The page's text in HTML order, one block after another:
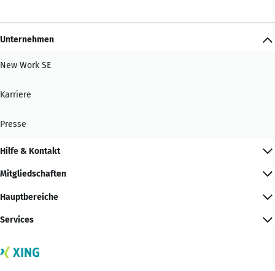
Unternehmen
New Work SE
Karriere
Presse
Hilfe & Kontakt
Mitgliedschaften
Hauptbereiche
Services